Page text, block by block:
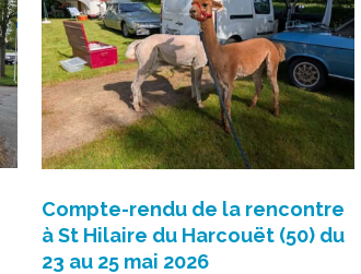
Compte-rendu de la rencontre
à St Hilaire du Harcouët (50) du
23 au 25 mai 2026